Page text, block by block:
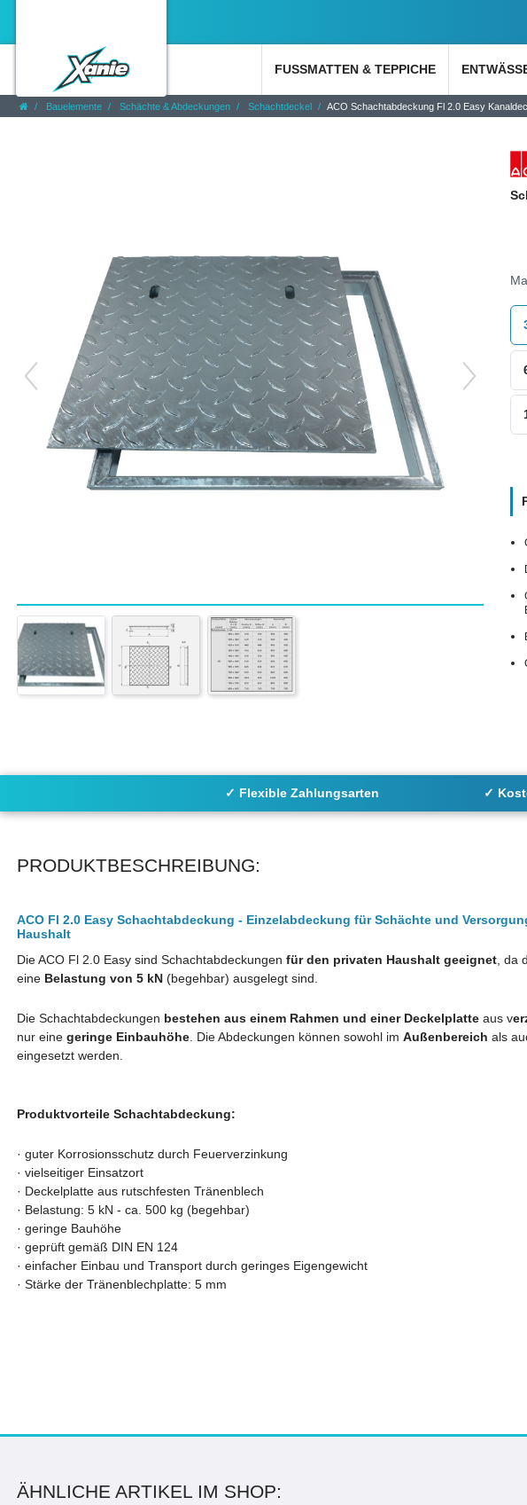
FUSSMATTEN & TEPPICHE
Bauelemente Schächte & Abdeckungen Schachtdeckel ACO Schachtabdeckung Fl 2.0 Easy
✓ Flexible Zahlungsarten ✓
PRODUKTBESCHREIBUNG:
ACO Fl 2.0 Easy Schachtabdeckung - Einzelabdeckung für Schächte und
Haushalt
Die ACO Fl 2.0 Easy sind Schachtabdeckungen für den privaten Haushalt geeignet, da
eine Belastung von 5 kN (begehbar) ausgelegt sind.
Die Schachtabdeckungen bestehen aus einem Rahmen und einer Deckelplatte aus v
nur eine geringe Einbauhöhe. Die Abdeckungen können sowohl im Außenbereich als
eingesetzt werden.
Produktvorteile Schachtabdeckung:
· guter Korrosionsschutz durch Feuerverzinkung
· vielseitiger Einsatzort
· Deckelplatte aus rutschfesten Tränenblech
· Belastung: 5 kN - ca. 500 kg (begehbar)
· geringe Bauhöhe
· geprüft gemäß DIN EN 124
· einfacher Einbau und Transport durch geringes Eigengewicht
· Stärke der Tränenblechplatte: 5 mm
ÄHNLICHE ARTIKEL IM SHOP: